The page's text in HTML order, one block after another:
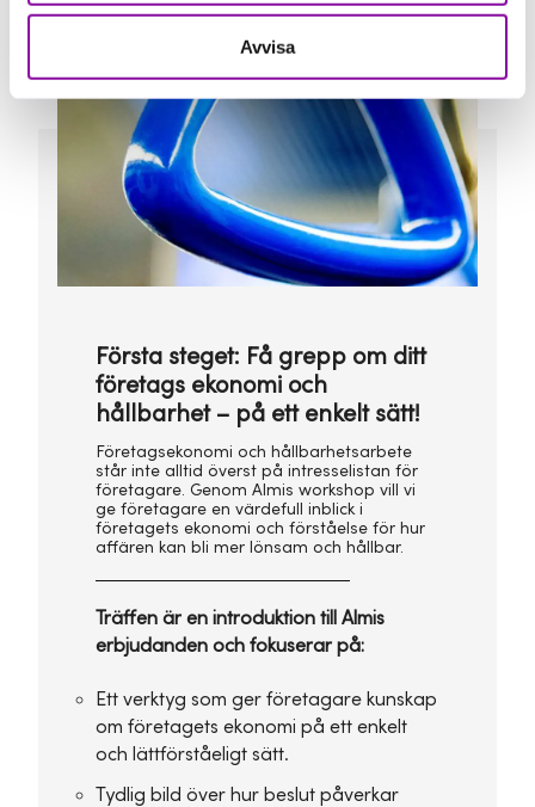
Avvisa
Första steget: Få grepp om ditt
företags ekonomi och
hållbarhet – på ett enkelt sätt!
Företagsekonomi och hållbarhetsarbete
står inte alltid överst på intresselistan för
företagare. Genom Almis workshop vill vi
ge företagare en värdefull inblick i
företagets ekonomi och förståelse för hur
affären kan bli mer lönsam och hållbar.
Träffen är en introduktion till Almis
erbjudanden och fokuserar på:
Ett verktyg som ger företagare kunskap
om företagets ekonomi på ett enkelt
och lättförståeligt sätt.
Tydlig bild över hur beslut påverkar